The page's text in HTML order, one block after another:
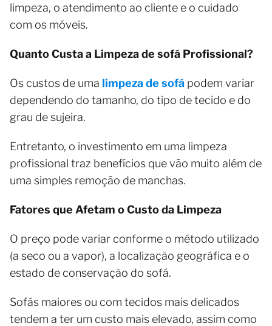
limpeza, o atendimento ao cliente e o cuidado
com os móveis.
Quanto Custa a Limpeza de sofá Profissional?
Os custos de uma limpeza de sofá podem variar
dependendo do tamanho, do tipo de tecido e do
grau de sujeira.
Entretanto, o investimento em uma limpeza
profissional traz benefícios que vão muito além de
uma simples remoção de manchas.
Fatores que Afetam o Custo da Limpeza
O preço pode variar conforme o método utilizado
(a seco ou a vapor), a localização geográfica e o
estado de conservação do sofá.
Sofás maiores ou com tecidos mais delicados
tendem a ter um custo mais elevado, assim como